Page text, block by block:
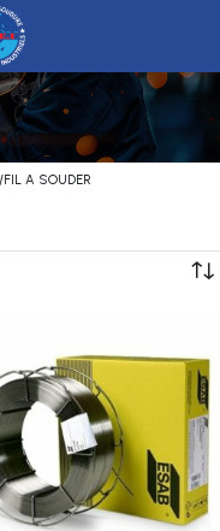
FIL A SOUDER